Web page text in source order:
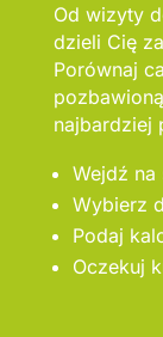
Od wizyty
dzieli Cię
Porównaj
najbardziej
Wejdź na
Wybierz
Podaj
Oczekuj